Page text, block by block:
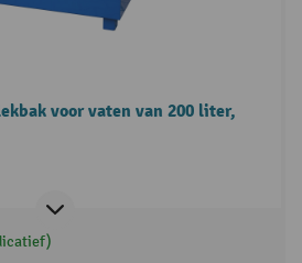
voor vaten van 200 liter,